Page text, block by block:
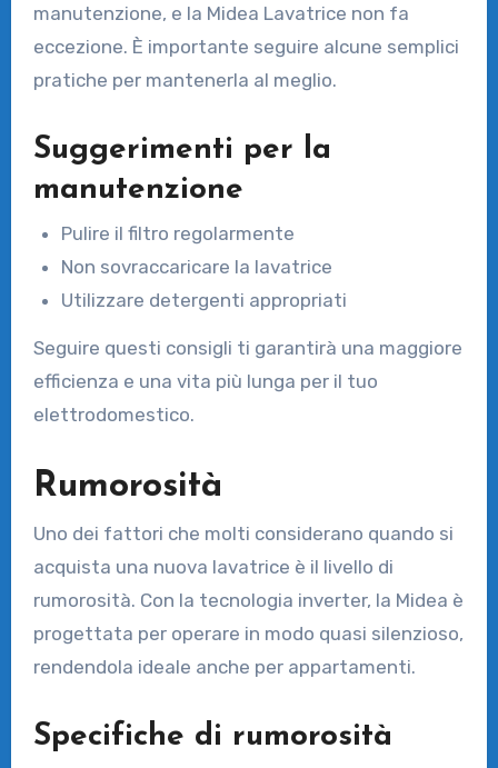
manutenzione, e la Midea Lavatrice non fa
eccezione. È importante seguire alcune semplici
pratiche per mantenerla al meglio.
Suggerimenti per la
manutenzione
Pulire il filtro regolarmente
Non sovraccaricare la lavatrice
Utilizzare detergenti appropriati
Seguire questi consigli ti garantirà una maggiore
efficienza e una vita più lunga per il tuo
elettrodomestico.
Rumorosità
Uno dei fattori che molti considerano quando si
acquista una nuova lavatrice è il livello di
rumorosità. Con la tecnologia inverter, la Midea è
progettata per operare in modo quasi silenzioso,
rendendola ideale anche per appartamenti.
Specifiche di rumorosità